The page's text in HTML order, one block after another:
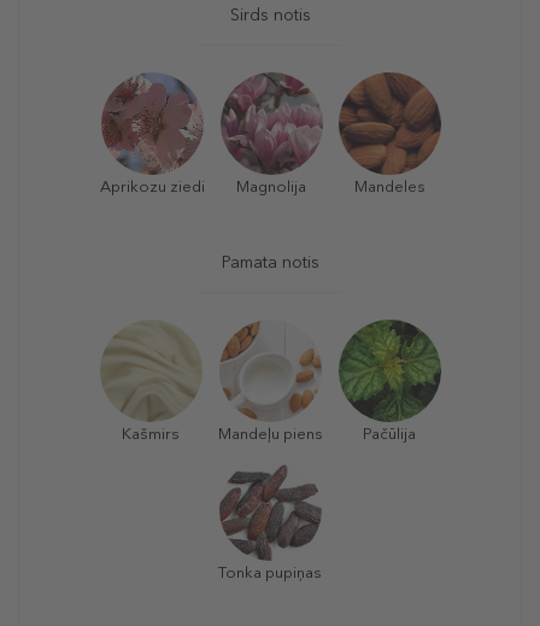
Sirds notis
Aprikozu ziedi Magnolija Mandeles
Pamata notis
Kašmirs Mandeļu piens Pačūlija
Tonka pupiņas